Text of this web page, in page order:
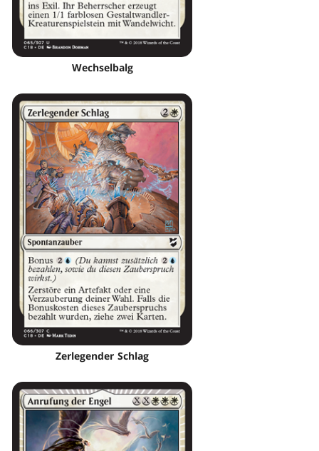
Wechselbalg
Zerlegender Schlag